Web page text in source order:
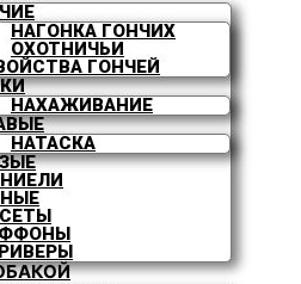
НАГОНКА ГОНЧИХ
ОХОТНИЧЬИ
ГОНЧЕЙ
НАХАЖИВАНИЕ
НАТАСКА